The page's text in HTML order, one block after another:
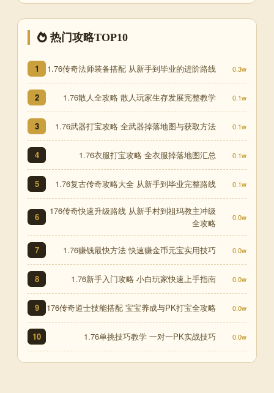
热门攻略TOP10
1 1.76传奇法师装备搭配 从新手到毕业的进阶路线 0.3w
2 1.76散人全攻略 散人玩家生存发展完整教学 0.1w
3 1.76武器打宝攻略 全武器掉落地图与获取方法 0.1w
4 1.76衣服打宝攻略 全衣服掉落地图汇总 0.1w
5 1.76复古传奇攻略大全 从新手到毕业完整路线 0.1w
6
176传奇快速升级路线 从新手村到祖玛教主冲级
全攻略
0.0w
7 1.76赚钱最快方法 快速赚金币元宝实用技巧 0.0w
8 1.76新手入门攻略 小白玩家快速上手指南 0.0w
9 176传奇道士技能搭配 宝宝养成与PK打宝全攻略 0.0w
10 1.76单挑技巧教学 一对一PK实战技巧 0.0w